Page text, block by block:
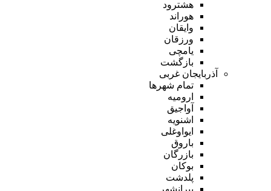
هشترود
هوراند
وایقان
ورزقان
یامچی
بازگشت
آذربایجان غربی
تمام شهر‌ها
ارومیه
آواجیق
اشنویه
ایواوغلی
باروق
بازرگان
بوکان
پلدشت
پیرانشهر